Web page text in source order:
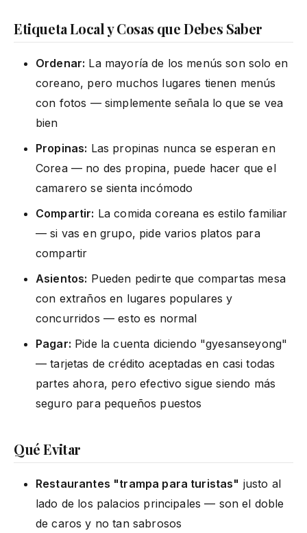
Etiqueta Local y Cosas que Debes Saber
Ordenar: La mayoría de los menús son solo en
coreano, pero muchos lugares tienen menús
con fotos — simplemente señala lo que se vea
bien
Propinas: Las propinas nunca se esperan en
Corea — no des propina, puede hacer que el
camarero se sienta incómodo
Compartir: La comida coreana es estilo familiar
— si vas en grupo, pide varios platos para
compartir
Asientos: Pueden pedirte que compartas mesa
con extraños en lugares populares y
concurridos — esto es normal
Pagar: Pide la cuenta diciendo "gyesanseyong"
— tarjetas de crédito aceptadas en casi todas
partes ahora, pero efectivo sigue siendo más
seguro para pequeños puestos
Qué Evitar
Restaurantes "trampa para turistas" justo al
lado de los palacios principales — son el doble
de caros y no tan sabrosos